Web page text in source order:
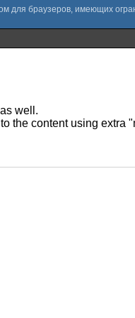
well.
the content using extra